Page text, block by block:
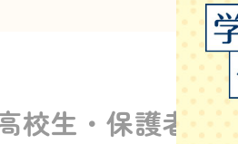
校生・保護者